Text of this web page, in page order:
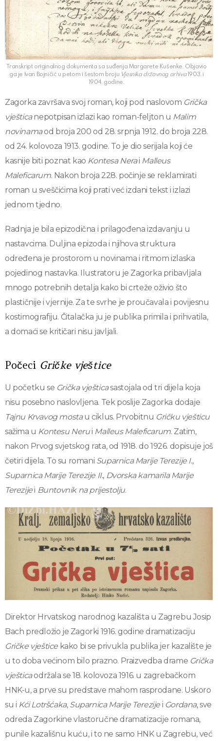
Transkript originalnog dokumenta sa suđenja Margarete Kušenke. Objavio
ga je Ivan Bojničić u petom i šestom broju Vjesnika državnog arhiva1903. i
1904. godine.
Zagorka završava svoj roman, koji pod naslovom Grička
vješticanepotpisan izlazi kao roman-feljton u Malim
novinamaod broja 200 od 28. srpnja 1912. do broja 228.
od 24. kolovoza 1913. godine. To je dio serijala koji će
kasnije biti poznat kao Kontesa Nerai Malleus
Maleficarum. Nakon broja 228. počinje se reklamirati
roman u sveščićima koji prati već izdani tekst i izlazi
jednom tjedno.
Radnja je bila epizodična i prilagođena izdavanju u
nastavcima. Duljina epizoda i njihova struktura
određena je prostorom u novinama i ritmom izlaska
pojedinog nastavka. Ilustratoru je Zagorka pribavljala
mnogo potrebnih detalja kako bi crteže oživio što
plastičnije i vjernije. Za te svrhe je proučavala i povijesnu
kostimografiju. Čitalačka ju je publika primila i prihvatila,
a domaći se kritičari nisu javljali.
Počeci Gričke vještice
U početku se Grička vješticasastojala od tri dijela koja
nisu posebno naslovljena. Tek poslije Zagorka dodaje
Tajnu Krvavog mostau ciklus. Prvobitnu Gričku vješticu
sažima u Kontesu Nerui Malleus Maleficarum. Zatim,
nakon Prvog svjetskog rata, od 1918. do 1926. dopisuje još
četiri dijela. To su romani Suparnica Marije Terezije I.,
Suparnica Marije Terezije II., Dvorska kamarila Marije
Terezijei Buntovnik na prijestolju.
Direktor Hrvatskog narodnog kazališta u Zagrebu Josip
Bach predložio je Zagorki 1916. godine dramatizaciju
Gričke vještice kako bi se privukla publika jer kazalište je
u to doba većinom bilo prazno. Praizvedba drame Grička
vješticaodržala se 18. kolovoza 1916. u zagrebačkom
HNK-u, a prve su predstave mahom rasprodane. Uskoro
su i Kći Lotršćaka, Suparnica Marije Terezije i Gordana, sve
odreda Zagorkine vlastoručne dramatizacije romana,
punile kazališnu kuću, i to ne samo HNK u Zagrebu, već